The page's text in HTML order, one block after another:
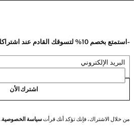
-استمتع بخصم 10% لتسوقك القادم عند اشتراكك في نشرتنا الاخبارية
البريد الإلكتروني
اشترك الأن
من خلال الاشتراك، فإنك تؤكد أنك قرأتسياسة الخصوصية.